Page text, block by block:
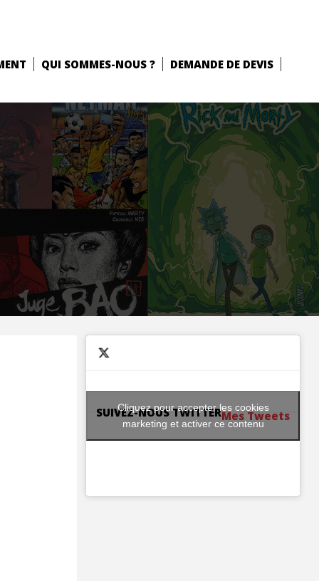
QUI SOMMES-NOUS ? DEMANDE DE DEVIS
SUIVEZ-NOUS TWITTERMes Tweets
Cliquez pour accepter les cookies
marketing et activer ce contenu